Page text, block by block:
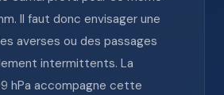
Il faut donc envisager une
averses ou des passages
intermittents. La
hPa accompagne cette